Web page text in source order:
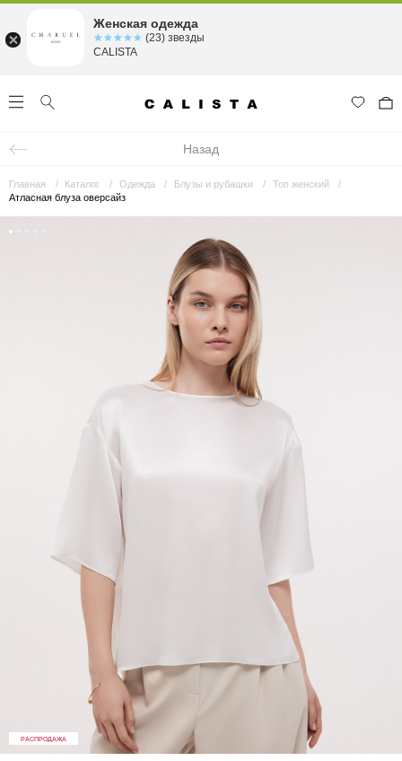
Назад
Главная Каталог Одежда Блузы и рубашки
Топ женский
Атласная блуза оверсайз
РАСПРОДАЖА
Женская одежда
☆☆☆☆☆
★★★★★ (23) звезды
CALISTA